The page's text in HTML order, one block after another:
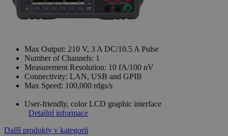
Max Output: 210 V, 3 A DC/10.5 A Pulse
Number of Channels: 1
Measurement Resolution: 10 fA/100 nV
Connectivity: LAN, USB and GPIB
Max Speed: 100,000 rdgs/s
User-friendly, color LCD graphic interface
Detailní informace
Další produkty v kategorii